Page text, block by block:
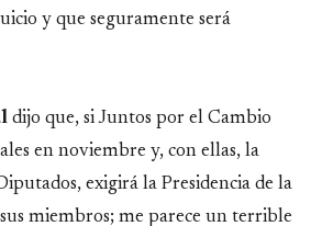
y que seguramente será
dijo que, si Juntos por el Cambio
en noviembre y, con ellas, la
exigirá la Presidencia de la
miembros; me parece un terrible